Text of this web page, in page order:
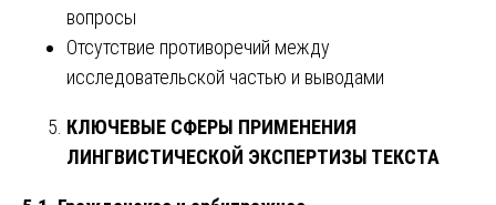
вопросы
Отсутствие противоречий между
исследовательской частью и выводами
КЛЮЧЕВЫЕ СФЕРЫ ПРИМЕНЕНИЯ
ЛИНГВИСТИЧЕСКОЙ ЭКСПЕРТИЗЫ ТЕКСТА